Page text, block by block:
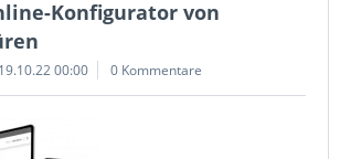
Konfigurator von
19.10.22 00:00 0 Kommentare